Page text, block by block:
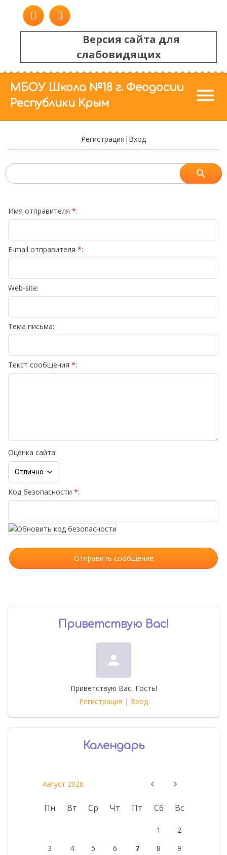
Версия сайта для
слабовидящих
МБОУ Школа №18 г. Феодосии
Республики Крым
menu
Регистрация | Вход
Имя отправителя *:
E-mail отправителя *:
Web-site:
Тема письма:
Текст сообщения *:
Оценка сайта:
Код безопасности *:
Приветствую Вас!
person
Приветствую Вас, Гость!
Регистрация | Вход
Календарь
Август 2026
Пн Вт Ср Чт Пт Сб Вс
1
2
3
4 5 6 7 8
9